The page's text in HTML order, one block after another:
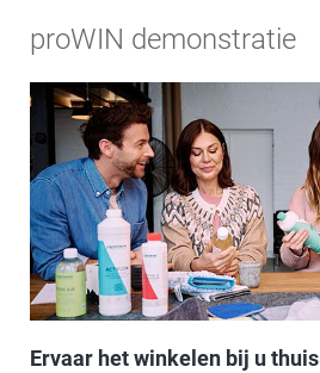
proWIN demonstratie
Ervaar het winkelen bij u thuis